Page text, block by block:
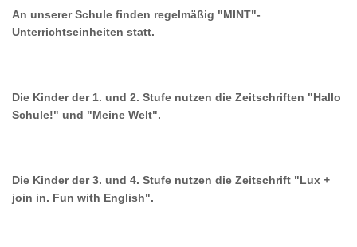
An unserer Schule finden regelmäßig "MINT"-
Unterrichtseinheiten statt.
Die Kinder der 1. und 2. Stufe nutzen die Zeitschriften "Hallo
Schule!" und "Meine Welt".
Die Kinder der 3. und 4. Stufe nutzen die Zeitschrift "Lux +
join in. Fun with English".